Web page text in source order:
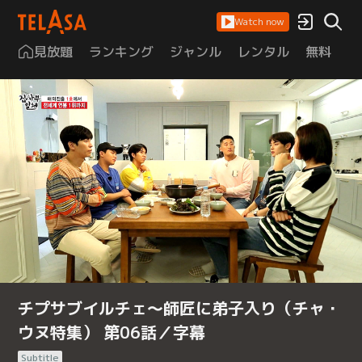
Watch now
見放題 ランキング ジャンル レンタル 無料
チプサブイルチェ～師匠に弟子入り（チャ・
ウヌ特集） 第06話／字幕
Subtitle